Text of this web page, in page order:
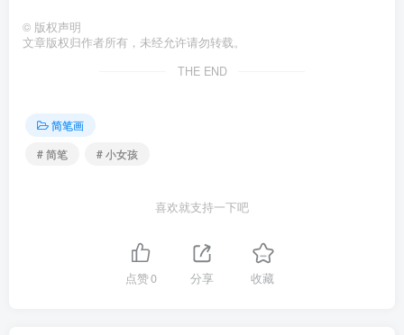
© 版权声明
文章版权归作者所有，未经允许请勿转载。
THE END
简笔画
# 简笔
# 小女孩
喜欢就支持一下吧
点赞0 分享 收藏